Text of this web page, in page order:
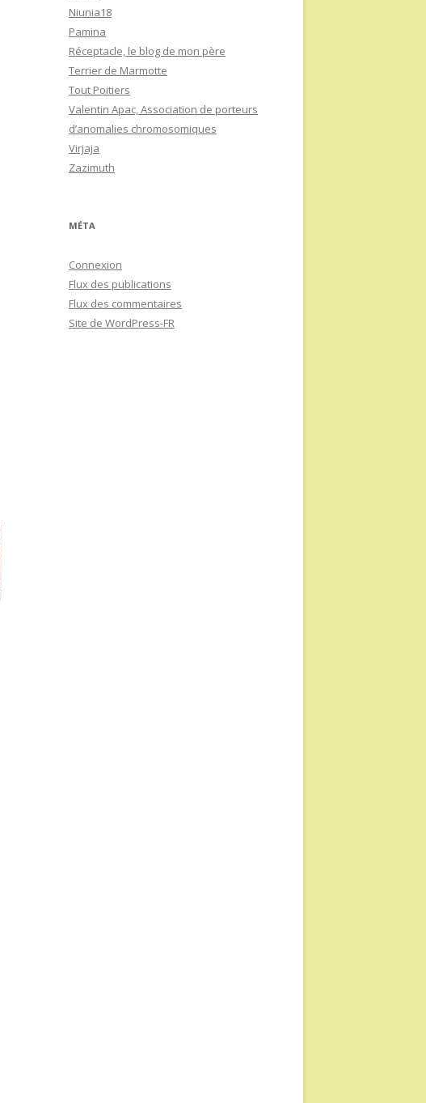
Niunia18
Pamina
Réceptacle, le blog de mon père
Terrier de Marmotte
Tout Poitiers
Valentin Apac, Association de porteurs
d’anomalies chromosomiques
Virjaja
Zazimuth
MÉTA
Connexion
Flux des publications
Flux des commentaires
Site de WordPress-FR